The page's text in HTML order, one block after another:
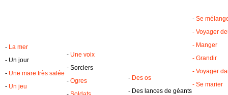
- La mer
- Un jour
- Une mare très salée
- Un jeu
- Une voix
- Sorciers
- Ogres
- Des os
- Des lances de géants
- Se
- Voyager
- Manger
- Grandir
- Voyager
- Se marier